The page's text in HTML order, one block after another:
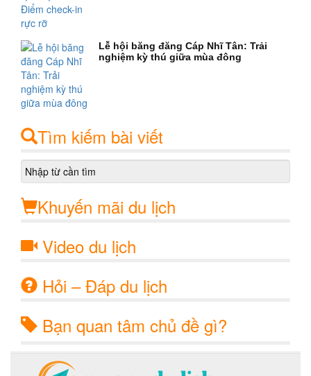
Lễ hội băng đăng Cáp Nhĩ Tân: Trải
nghiệm kỳ thú giữa mùa đông
Tìm kiếm bài viết
Khuyến mãi du lịch
Video du lịch
Hỏi – Đáp du lịch
Bạn quan tâm chủ đề gì?